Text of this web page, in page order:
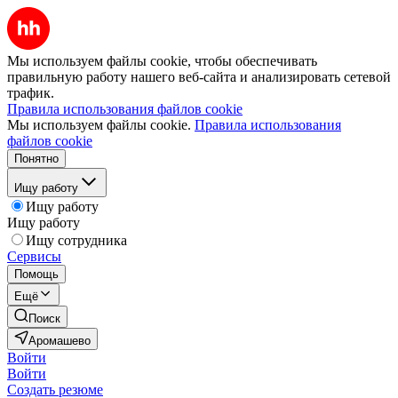
Мы используем файлы cookie, чтобы обеспечивать
правильную работу нашего веб-сайта и анализировать сетевой
трафик.
Правила использования файлов cookie
Мы используем файлы cookie. Правила использования
файлов cookie
Понятно
Ищу работу
Ищу работу
Ищу работу
Ищу сотрудника
Сервисы
Помощь
Ещё
Поиск
Аромашево
Войти
Войти
Создать резюме